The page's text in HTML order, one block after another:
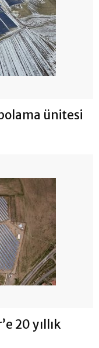
ünitesi
20 yıllık